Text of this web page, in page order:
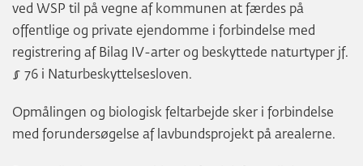
ved WSP til på vegne af kommunen at færdes på
offentlige og private ejendomme i forbindelse med
registrering af Bilag IV-arter og beskyttede naturtyper jf.
§ 76 i Naturbeskyttelsesloven.
Opmålingen og biologisk feltarbejde sker i forbindelse
med forundersøgelse af lavbundsprojekt på arealerne.